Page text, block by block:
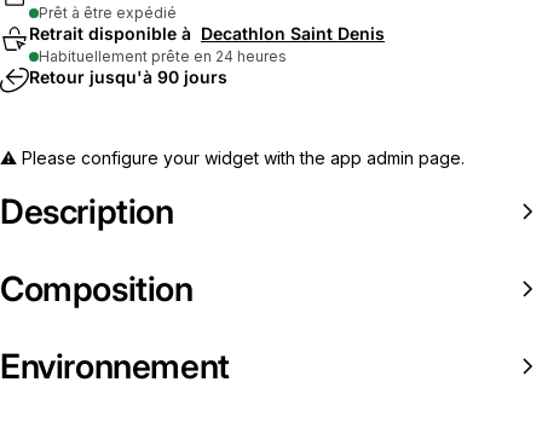
Prêt à être expédié
Retrait disponible à Decathlon Saint Denis
Habituellement prête en 24 heures
Retour jusqu'à 90 jours
⚠️ Please configure your widget with the app admin page.
Description
Composition
Environnement